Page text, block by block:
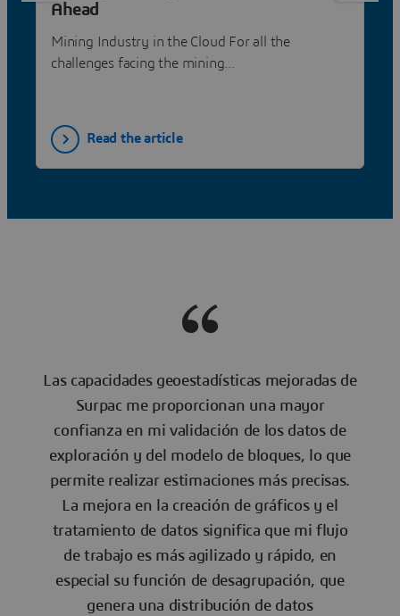
Ahead
Mining Industry in the Cloud For all the
challenges facing the mining...
Read the article
Las capacidades geoestadísticas mejoradas de
Surpac me proporcionan una mayor
confianza en mi validación de los datos de
exploración y del modelo de bloques, lo que
permite realizar estimaciones más precisas.
La mejora en la creación de gráficos y el
tratamiento de datos significa que mi flujo
de trabajo es más agilizado y rápido, en
especial su función de desagrupación, que
genera una distribución de datos